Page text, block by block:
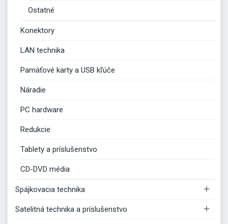
Ostatné
Konektory
LAN technika
Pamäťové karty a USB kľúče
Náradie
PC hardware
Redukcie
Tablety a príslušenstvo
CD-DVD média
Spájkovacia technika 
Satelitná technika a príslušenstvo 